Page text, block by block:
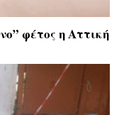
φέτος η Αττική